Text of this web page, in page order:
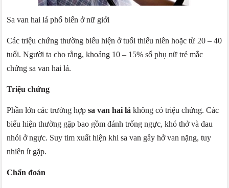
Sa van hai lá phổ biến ở nữ giới
Các triệu chứng thường biểu hiện ở tuổi thiếu niên hoặc từ 20 – 40
tuổi. Người ta cho rằng, khoảng 10 – 15% số phụ nữ trẻ mắc
chứng sa van hai lá.
Triệu chứng
Phần lớn các trường hợpsa van hai lá không có triệu chứng. Các
biểu hiện thường gặp bao gồm đánh trống ngực, khó thở và đau
nhói ở ngực. Suy tim xuất hiện khi sa van gây hở van nặng, tuy
nhiên ít gặp.
Chẩn đoán